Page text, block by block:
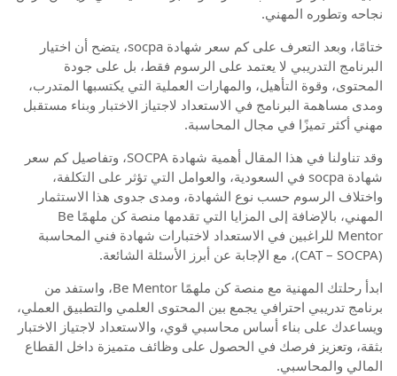
نجاحه وتطوره المهني.
ختامًا، وبعد التعرف على كم سعر شهادة socpa، يتضح أن اختيار
البرنامج التدريبي لا يعتمد على الرسوم فقط، بل على جودة
المحتوى، وقوة التأهيل، والمهارات العملية التي يكتسبها المتدرب،
ومدى مساهمة البرنامج في الاستعداد لاجتياز الاختبار وبناء مستقبل
مهني أكثر تميزًا في مجال المحاسبة.
وقد تناولنا في هذا المقال أهمية شهادة SOCPA، وتفاصيل كم سعر
شهادة socpa في السعودية، والعوامل التي تؤثر على التكلفة،
واختلاف الرسوم حسب نوع الشهادة، ومدى جدوى هذا الاستثمار
المهني، بالإضافة إلى المزايا التي تقدمها منصة كن ملهمًا Be
Mentor للراغبين في الاستعداد لاختبارات شهادة فني المحاسبة
(CAT – SOCPA)، مع الإجابة عن أبرز الأسئلة الشائعة.
ابدأ رحلتك المهنية مع منصة كن ملهمًا Be Mentor، واستفد من
برنامج تدريبي احترافي يجمع بين المحتوى العلمي والتطبيق العملي،
ويساعدك على بناء أساس محاسبي قوي، والاستعداد لاجتياز الاختبار
بثقة، وتعزيز فرصك في الحصول على وظائف متميزة داخل القطاع
المالي والمحاسبي.